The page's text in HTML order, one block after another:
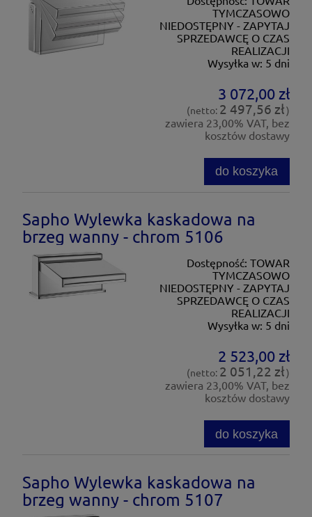
TYMCZASOWO
NIEDOSTĘPNY - ZAPYTAJ
SPRZEDAWCĘ O CZAS
REALIZACJI
Wysyłka w: 5 dni
3 072,00 zł
(netto: 2 497,56 zł)
zawiera 23,00% VAT, bez
kosztów dostawy
do koszyka
Sapho Wylewka kaskadowa na
brzeg wanny - chrom 5106
Dostępność: TOWAR
TYMCZASOWO
NIEDOSTĘPNY - ZAPYTAJ
SPRZEDAWCĘ O CZAS
REALIZACJI
Wysyłka w: 5 dni
2 523,00 zł
(netto: 2 051,22 zł)
zawiera 23,00% VAT, bez
kosztów dostawy
do koszyka
Sapho Wylewka kaskadowa na
brzeg wanny - chrom 5107